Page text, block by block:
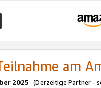
am
2025 (Derzeitige Partner -